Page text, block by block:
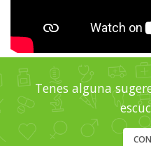
Tenes alguna